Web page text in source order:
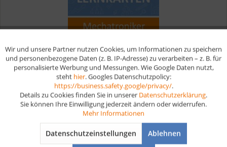
Wirtschafts- und Sozialkunde Mechatroniker...
Digitale Lernkarten für das Prüfungsfach Wirtschafts- und
Sozialkunde (WISO) In deiner WISO Prüfung musst du dein
Wissen in dem Bereich Wirtschafts- und Sozialkunde unter
Beweis stellen. Du wirst Fragen zu Themen wie
Betriebswirtschaft,...
ab 19,90 € *
Funktionale Aktiv
Aktiv
Aktiv
Wir und unsere Partner nutzen Cookies, um Informationen zu speichern
und personenbezogene Daten (z. B. IP-Adresse) zu verarbeiten – z. B. für
personalisierte Werbung und Messungen. Wie Google Daten nutzt,
steht hier. Googles Datenschutzpolicy:
https://business.safety.google/privacy/.
Details zu Cookies finden Sie in unserer Datenschutzerklärung.
Sie können Ihre Einwilligung jederzeit ändern oder widerrufen.
Mehr Informationen
Datenschutzeinstellungen Ablehnen